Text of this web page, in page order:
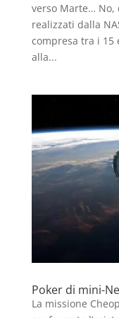
verso Marte… No,
realizzati dalla
compresa tra i 15
alla...
Poker di mini-
La missione